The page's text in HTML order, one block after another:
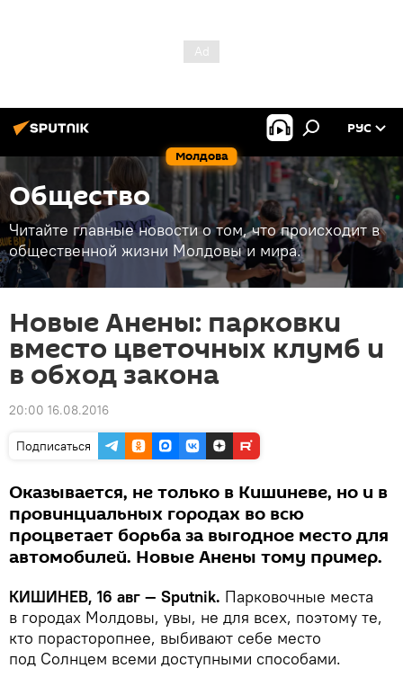
Молдова
РУС
Общество
Читайте главные новости о том, что происходит в
общественной жизни Молдовы и мира.
Новые Анены: парковки
вместо цветочных клумб и
в обход закона
20:00 16.08.2016
Подписаться
Оказывается, не только в Кишиневе, но и в
провинциальных городах во всю
процветает борьба за выгодное место для
автомобилей. Новые Анены тому пример.
КИШИНЕВ, 16 авг — Sputnik. Парковочные места
в городах Молдовы, увы, не для всех, поэтому те,
кто порасторопнее, выбивают себе место
под Солнцем всеми доступными способами.